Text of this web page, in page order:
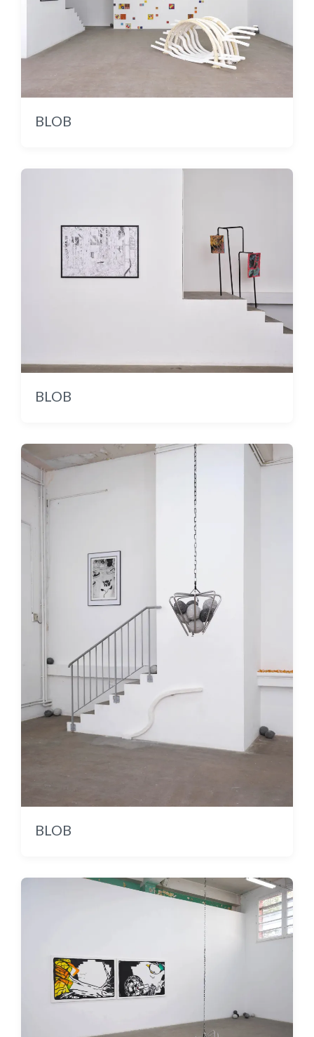
Morning Twist ou Exclamation du